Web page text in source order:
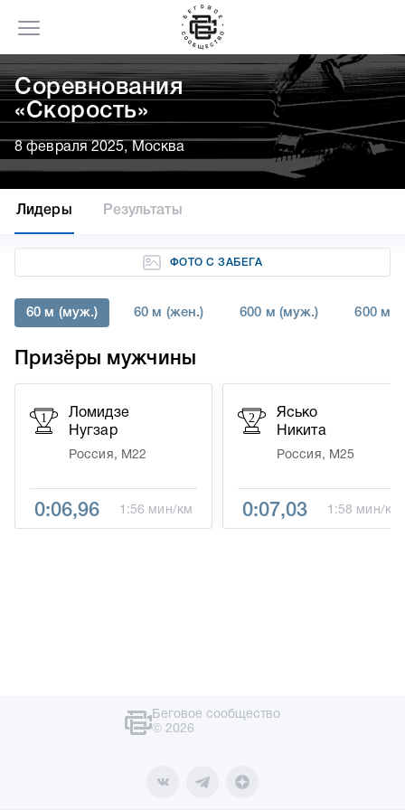
Соревнования
«Скорость»
8 февраля 2025, Москва
Лидеры Результаты
ФОТО С ЗАБЕГА
60 м (муж.) 60 м (жен.) 600 м (муж.) 600 м
Призёры мужчины
1
Ломидзе
Нугзар
Россия, М22
0:06,96 1:56 мин/км
2
Ясько
Никита
Россия, М25
0:07,03 1:58 мин/км
Беговое сообщество
© 2026